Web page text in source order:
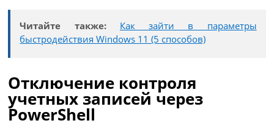
Читайте также:
Как зайти в параметры
быстродействия Windows 11 (5 способов)
Отключение контроля
учетных записей через
PowerShell